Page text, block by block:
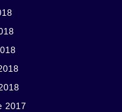
2017